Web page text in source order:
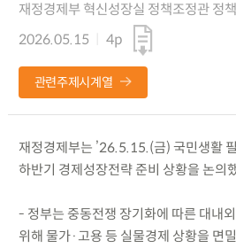
재정경제부 혁신성장실 정책조정관 정
2026.05.15
4p
관련주제시계열
재정경제부는 ’26.5.15.(금) 국민생활
하반기 경제성장전략 준비 상황을 논의
- 정부는 중동전쟁 장기화에 따른 대내
위해 물가·고용 등 실물경제 상황을 면